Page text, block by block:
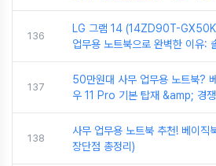
136
LG 그램 14 (14ZD90T-
업무용 노트북으로 완벽한 이유:
137
50만원대 사무 업무용 노트북?
우 11 Pro 기본 탑재 &amp; 경
138
사무 업무용 노트북 추천! 베이직
장단점 총정리)